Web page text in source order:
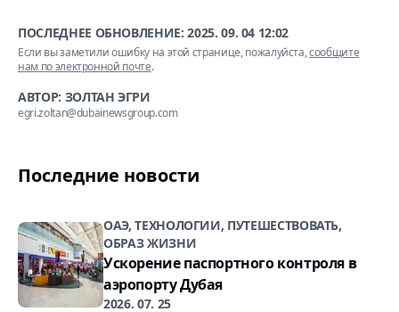
ПОСЛЕДНЕЕ ОБНОВЛЕНИЕ:2025. 09. 04 12:02
Если вы заметили ошибку на этой странице, пожалуйста,сообщите
нам по электронной почте.
АВТОР: ЗОЛТАН ЭГРИ
egri.zoltan@dubainewsgroup.com
Последние новости
ОАЭ, ТЕХНОЛОГИИ, ПУТЕШЕСТВОВАТЬ,
ОБРАЗ ЖИЗНИ
Ускорение паспортного контроля в
аэропорту Дубая
2026. 07. 25